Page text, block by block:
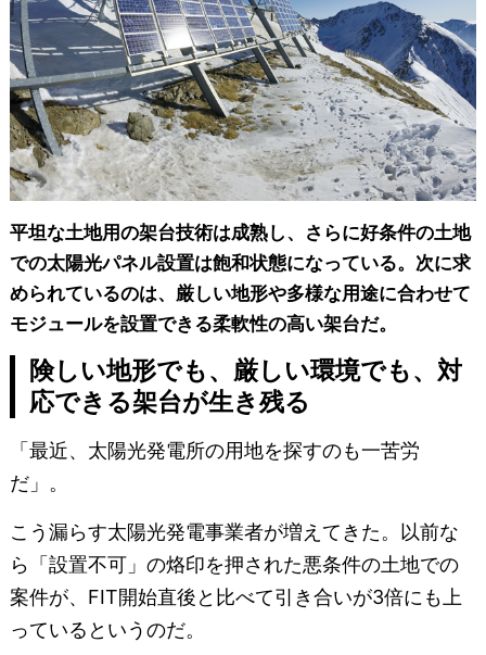
平坦な土地用の架台技術は成熟し、さらに好条件の土地
での太陽光パネル設置は飽和状態になっている。次に求
められているのは、厳しい地形や多様な用途に合わせて
モジュールを設置できる柔軟性の高い架台だ。
険しい地形でも、厳しい環境でも、対
応できる架台が生き残る
「最近、太陽光発電所の用地を探すのも一苦労
だ」。
こう漏らす太陽光発電事業者が増えてきた。以前な
ら「設置不可」の烙印を押された悪条件の土地での
案件が、FIT開始直後と比べて引き合いが3倍にも上
っているというのだ。